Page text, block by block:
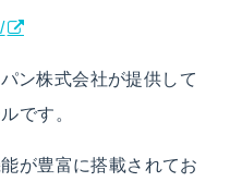
ン株式会社が提供して
です。
が豊富に搭載されてお